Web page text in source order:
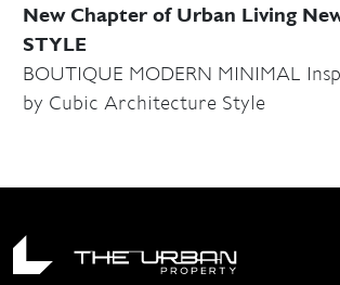
New Chapter of Urban Living
STYLE
BOUTIQUE MODERN MINIMAL
by Cubic Architecture Style